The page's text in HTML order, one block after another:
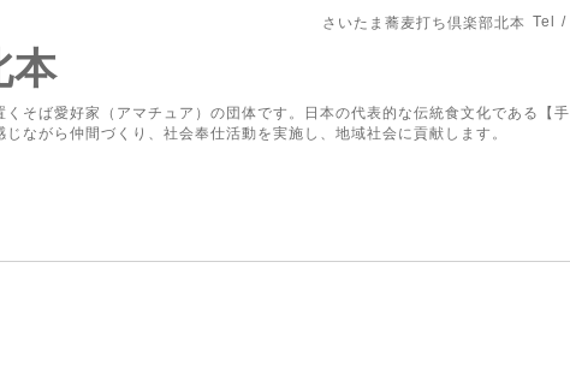
さいたま蕎麦打ち倶楽部北本 Tel /
本
そば愛好家（アマチュア）の団体です。日本の代表的な伝統食文化である【手
ながら仲間づくり、社会奉仕活動を実施し、地域社会に貢献します。